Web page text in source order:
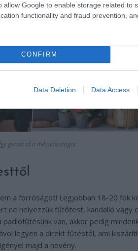
allow Google to enable storage related to
functionality and fraud prevention,
CONFIRM
Data Deletion Data Access
Így gondozd a mikulásvirágot
a forróságot! Legjobban 18-20 fok
ne helyezzük fűtőtest, kandalló vagy
padlófűtésünk van, akkor pedig
legyen a direkt fűtéstől, ami
majd a növény.